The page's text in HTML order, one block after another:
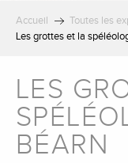
Accueil
Toutes les
Les grottes et la
LES
BÉARN